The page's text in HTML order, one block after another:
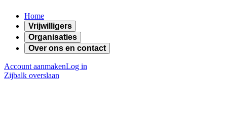
Home
Vrijwilligers
Organisaties
Over ons en contact
Account aanmakenLog in
Zijbalk overslaan